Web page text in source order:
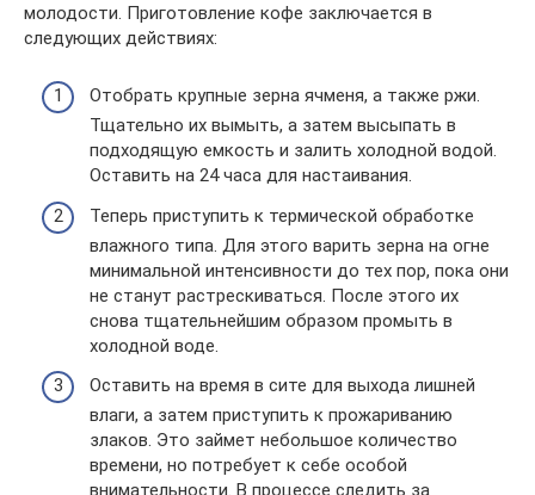
молодости. Приготовление кофе заключается в
следующих действиях:
Отобрать крупные зерна ячменя, а также ржи.
Тщательно их вымыть, а затем высыпать в
подходящую емкость и залить холодной водой.
Оставить на 24 часа для настаивания.
Теперь приступить к термической обработке
влажного типа. Для этого варить зерна на огне
минимальной интенсивности до тех пор, пока они
не станут растрескиваться. После этого их
снова тщательнейшим образом промыть в
холодной воде.
Оставить на время в сите для выхода лишней
влаги, а затем приступить к прожариванию
злаков. Это займет небольшое количество
времени, но потребует к себе особой
внимательности. В процессе следить за